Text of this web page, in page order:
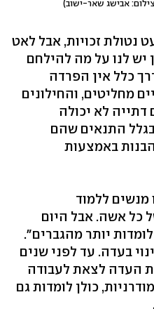
אבישג שאר-ישוב)
נטולת זכויות, אבל לאט
יש לנו על מה להילחם
כלל אין הפרדה
מחליטים, והחילונים
לא יכולה
התנאים שהם
באמצעות
ללמוד
כל אשה. אבל היום
יותר מהגברים".
בעדה. עד לפני שנים
העדה לצאת לעבודה
כולן לומדות גם